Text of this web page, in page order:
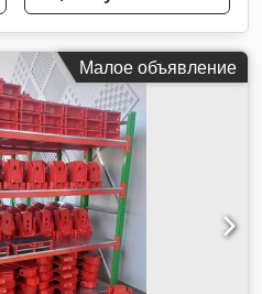
Малое объявление